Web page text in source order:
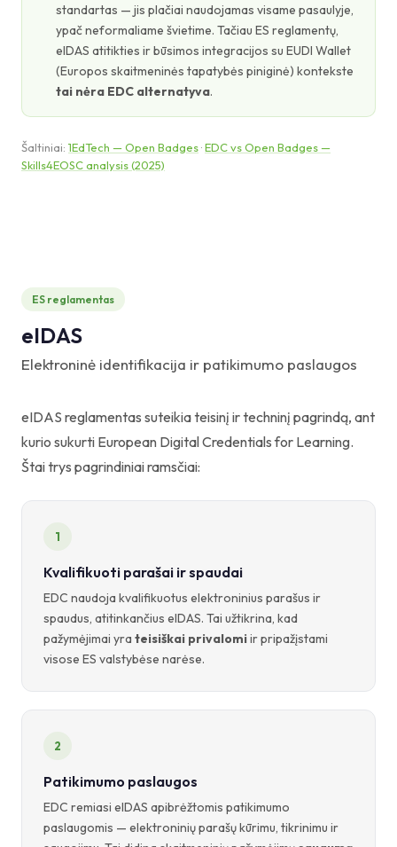
standartas — jis plačiai naudojamas visame pasaulyje,
ypač neformaliame švietime. Tačiau ES reglamentų,
eIDAS atitikties ir būsimos integracijos su EUDI Wallet
(Europos skaitmeninės tapatybės piniginė) kontekste
tai nėra EDC alternatyva.
Šaltiniai: 1EdTech — Open Badges·EDC vs Open Badges —
Skills4EOSC analysis (2025)
ES reglamentas
eIDAS
Elektroninė identifikacija ir patikimumo paslaugos
eIDAS reglamentas suteikia teisinį ir techninį pagrindą, ant
kurio sukurti European Digital Credentials for Learning.
Štai trys pagrindiniai ramsčiai:
1
Kvalifikuoti parašai ir spaudai
EDC naudoja kvalifikuotus elektroninius parašus ir
spaudus, atitinkančius eIDAS. Tai užtikrina, kad
pažymėjimai yra teisiškai privalomiir pripažįstami
visose ES valstybėse narėse.
2
Patikimumo paslaugos
EDC remiasi eIDAS apibrėžtomis patikimumo
paslaugomis — elektroninių parašų kūrimu, tikrinimu ir